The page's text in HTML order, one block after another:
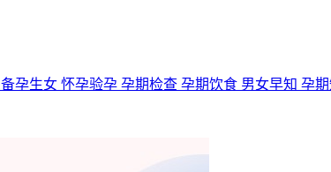
备孕生女 怀孕验孕 孕期检查 孕期饮食 男女早知 孕